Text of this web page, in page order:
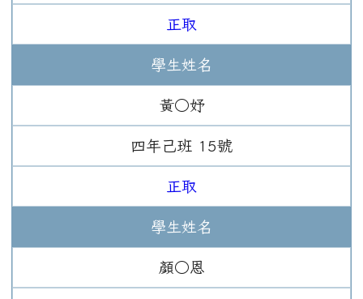
正取
學生姓名
黃○妤
四年 己班 15號
正取
學生姓名
顏○恩